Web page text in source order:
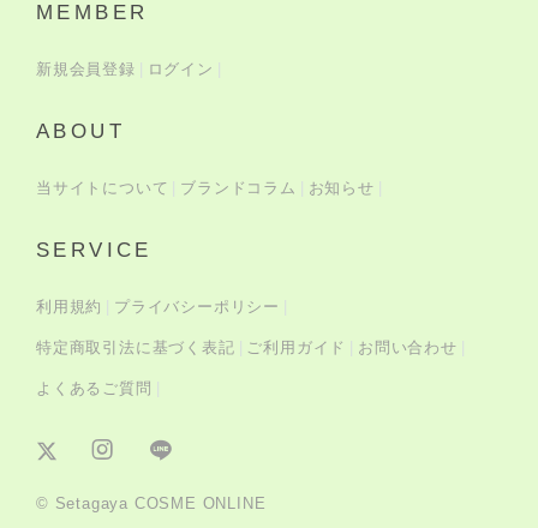
MEMBER
新規会員登録 ログイン
ABOUT
当サイトについて ブランドコラム お知らせ
SERVICE
利用規約 プライバシーポリシー
特定商取引法に基づく表記 ご利用ガイド お問い合わせ
よくあるご質問
© Setagaya COSME ONLINE